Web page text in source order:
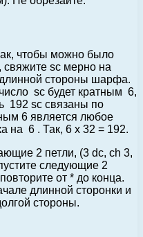
чтобы можно было
свяжите sc мерно на
длинной стороны шарфа.
sc будет кратным 6,
192 sc связаны по
6 является любое
на 6 . Так, 6 x 32 = 192.
2 петли, (3 dc, ch 3,
следующие 2
от * до конца.
длинной сторонки и
стороны.